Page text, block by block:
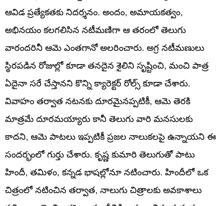
ఆవిడ ప్రత్యేకతకు నిదర్శనం. అందం, అమాయకత్వం,
అభినయం కలగలిసిన నటీమణిగా ఆ తరంలో తెలుగు
వారందరినీ ఆమె ఎంతగానో అలరించారు. అగ్ర నటీమణులు
స్థిరపడిన రోజుల్లో కూడా తనదైన శైలిని సృష్టించి, మంచి పాత్ర
ఏదైనా సరే చేస్తానని కొన్ని క్యారెక్టర్ రోల్స్ కూడా చేశారు.
వివాహం తర్వాత నటనకు దూరమైనప్పటికీ, ఆమె తెరకి
మాత్రమే దూరమయ్యారు కానీ తెలుగు వారి మనసులకు
కాదని, ఆమె పాటలు ఇప్పటికీ ప్రజల నాలుకలపై ఉన్నాయని ఈ
సందర్భంలో గుర్తు చేశారు. కృష్ణ కుమారి తెలుగుతో పాటు
హిందీ, తమిళం, కన్నడ భాషల్లోనూ నటించారు. హిందీలో ఒక
చిత్రంలో నటించిన తర్వాత, నాలుగు చిత్రాలకు అవకాశాలు